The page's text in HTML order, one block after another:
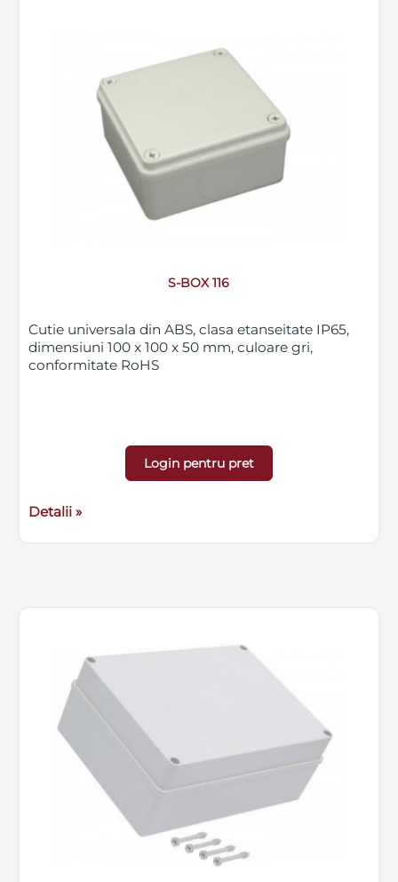
S-BOX 116
Cutie universala din ABS, clasa etanseitate IP65,
dimensiuni 100 x 100 x 50 mm, culoare gri,
conformitate RoHS
Login pentru pret
Detalii »